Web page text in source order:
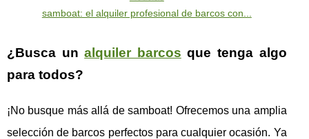
samboat: el alquiler profesional de barcos con...
¿Busca unalquiler barcos que tenga algo
para todos?
¡No busque más allá de samboat! Ofrecemos una amplia
selección de barcos perfectos para cualquier ocasión. Ya